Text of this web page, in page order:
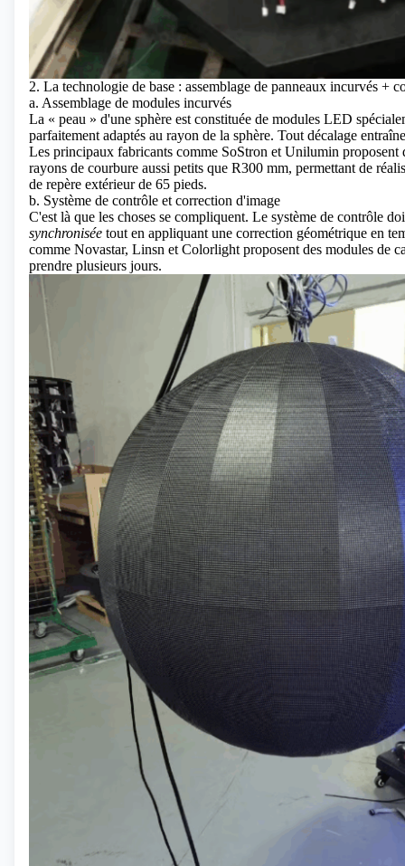
2. La technologie de base : assemblage de panneaux incurvés +
a. Assemblage de modules incurvés
La « peau » d'une sphère est constituée de modules LED
parfaitement adaptés au rayon de la sphère. Tout décalage
Les principaux fabricants comme SoStron et Unilumin proposent
rayons de courbure aussi petits que R300 mm, permettant de
de repère extérieur de 65 pieds.
b. Système de contrôle et correction d'image
C'est là que les choses se compliquent. Le système de contrôle
synchronisée tout en appliquant une correction géométrique en
comme Novastar, Linsn et Colorlight proposent des modules de
prendre plusieurs jours.